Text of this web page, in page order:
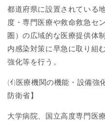
都道府県に設置されている
度・専門医療や救命救急セ
圏）の広域的な医療提供体
内感染対策に早急に取り組
強化等を行う。
(ｲ)医療機関の機能・設備強
防衛省】
大学病院、国立高度専門医